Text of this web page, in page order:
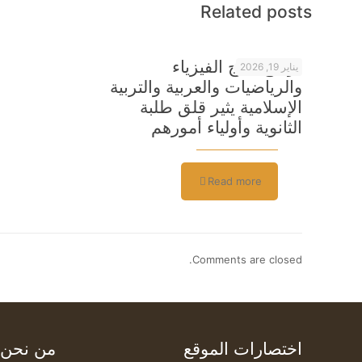
Related posts
يناير 19, 2026
تراجع نتائج الفيزياء
والرياضيات والعربية والتربية
الإسلامية يثير قلق طلبة
الثانوية وأولياء أمورهم
Read more
Comments are closed.
اختصارات الموقع من نحن